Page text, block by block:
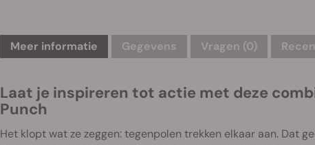
Meer informatie Gegevens Vragen (0)
Laat je inspireren tot actie met deze
Punch
Het klopt wat ze zeggen: tegenpolen trekken elkaar aan. Dat